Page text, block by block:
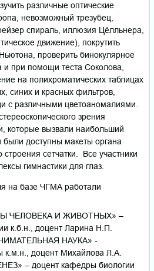
различные оптические
невозможный трезубец,
спираль, иллюзия Цёлльнера,
движение), покрутить
проверить бинокулярное
и при помощи теста Соколова,
на полихроматических таблицах
синих и красных фильтров,
с различными цветоаномалиями.
зрения
которые вызвали наибольший
были доступны макеты органа
строения сетчатки. Все участники
гимнастики для глаз.
на базе ЧГМА работали
ЧЕЛОВЕКА И ЖИВОТНЫХ» –
к.б.н., доцент Ларина Н.П.
НАУКА» -
к.м.н., доцент Михайлова Л.А.
– доцент кафедры биологии